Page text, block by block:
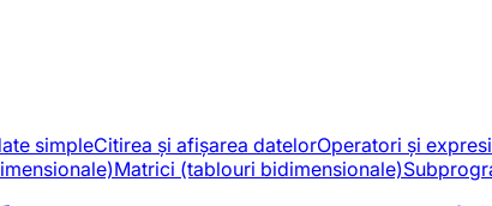
simpleCitirea și afișarea datelorOperatori și
Matrici (tablouri bidimensionale)